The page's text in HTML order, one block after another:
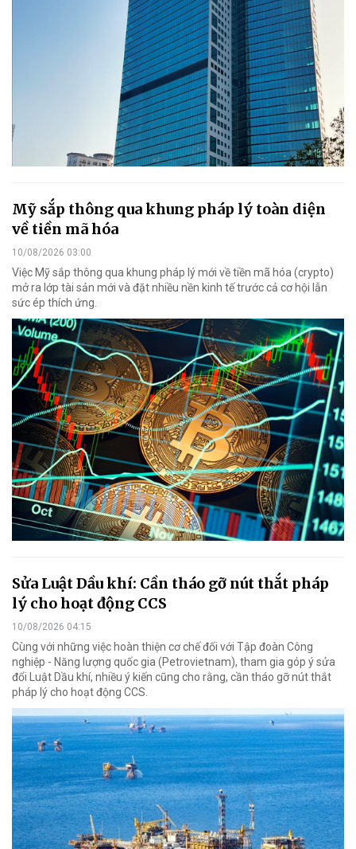
Mỹ sắp thông qua khung pháp lý toàn diện
về tiền mã hóa
10/08/2026 03:00
Việc Mỹ sắp thông qua khung pháp lý mới về tiền mã hóa (crypto)
mở ra lớp tài sản mới và đặt nhiều nền kinh tế trước cả cơ hội lẫn
sức ép thích ứng.
Sửa Luật Dầu khí: Cần tháo gỡ nút thắt pháp
lý cho hoạt động CCS
10/08/2026 04:15
Cùng với những việc hoàn thiện cơ chế đối với Tập đoàn Công
nghiệp - Năng lượng quốc gia (Petrovietnam), tham gia góp ý sửa
đổi Luật Dầu khí, nhiều ý kiến cũng cho rằng, cần tháo gỡ nút thắt
pháp lý cho hoạt động CCS.